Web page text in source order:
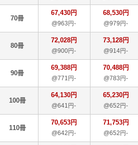
70冊
67,430円
@963円-
68,530円
@979円-
80冊
72,028円
@900円-
73,128円
@914円-
90冊
69,388円
@771円-
70,488円
@783円-
100冊
64,130円
@641円-
65,230円
@652円-
110冊
70,653円
@642円-
71,753円
@652円-